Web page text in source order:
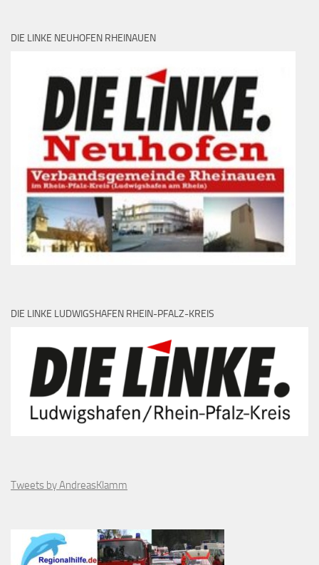
DIE LINKE NEUHOFEN RHEINAUEN
DIE LINKE LUDWIGSHAFEN RHEIN-PFALZ-KREIS
Tweets by AndreasKlamm